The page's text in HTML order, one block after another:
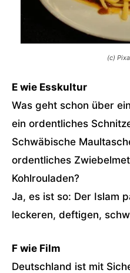
(c)
E wie Esskultur
Was geht schon über
ein ordentliches
Schwäbische
ordentliches
Kohlrouladen?
Ja, es ist so: Der Islam
leckeren, deftigen,
F wie Film
Deutschland ist mit